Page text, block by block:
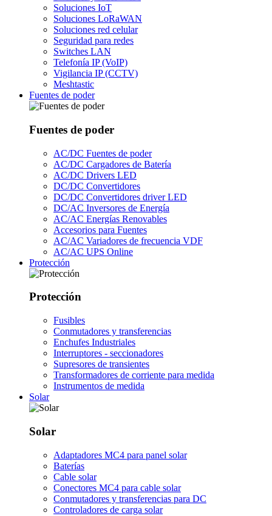
Soluciones IoT
Soluciones LoRaWAN
Soluciones red celular
Seguridad para redes
Switches LAN
Telefonía IP (VoIP)
Vigilancia IP (CCTV)
Meshtastic
Fuentes de poder
Fuentes de poder
AC/DC Fuentes de poder
AC/DC Cargadores de Batería
AC/DC Drivers LED
DC/DC Convertidores
DC/DC Convertidores driver LED
DC/AC Inversores de Energía
AC/AC Energías Renovables
Accesorios para Fuentes
AC/AC Variadores de frecuencia VDF
AC/AC UPS Online
Protección
Protección
Fusibles
Conmutadores y transferencias
Enchufes Industriales
Interruptores - seccionadores
Supresores de transientes
Transformadores de corriente para medida
Instrumentos de medida
Solar
Solar
Adaptadores MC4 para panel solar
Baterías
Cable solar
Conectores MC4 para cable solar
Conmutadores y transferencias para DC
Controladores de carga solar